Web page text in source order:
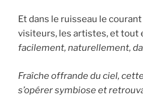
Et dans le ruisseau le
visiteurs, les artistes, et tout
facilement, naturellement,
Fraîche offrande du ciel,
s’opérer symbiose et